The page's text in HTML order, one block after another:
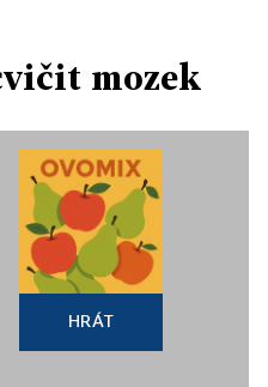
mozek
HRÁT